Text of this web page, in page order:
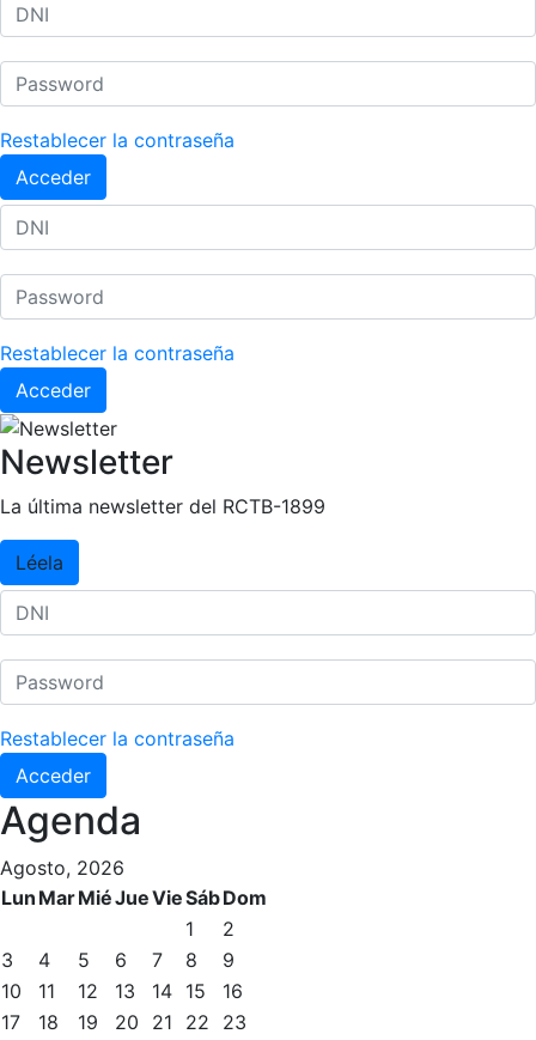
Restablecer la contraseña
Acceder
Restablecer la contraseña
Acceder
Newsletter
La última newsletter del RCTB-1899
Léela
Restablecer la contraseña
Acceder
Agenda
Agosto, 2026
Lun MarMiéJueVieSábDom
1
2
3
4 5 6 7 8
9
10
11 12 13 14 15
16
17
18 19 20 21 22
23